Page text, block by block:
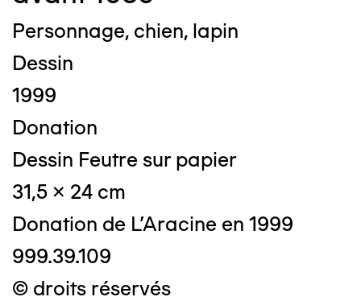
Personnage, chien, lapin
Dessin
1999
Donation
Dessin Feutre sur papier
31,5 x 24 cm
Donation de L'Aracine en 1999
999.39.109
© droits réservés